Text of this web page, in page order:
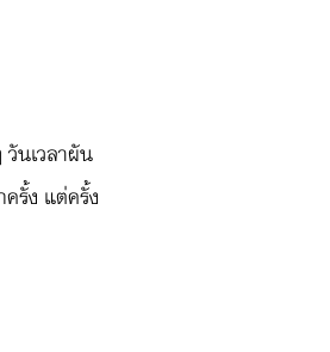
นเวลาผัน
รั้ง แต่ครั้ง